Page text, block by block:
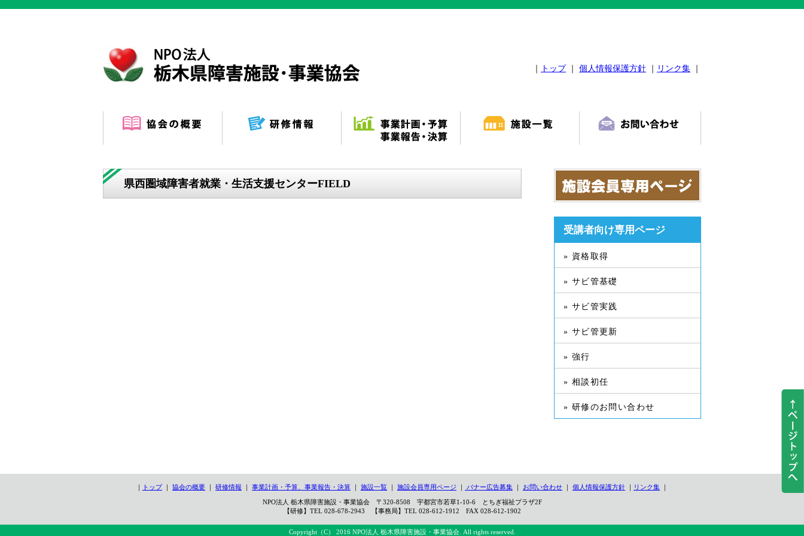
トップ｜ 個人情報保護方針 リンク集
県西圏域障害者就業・生活支援センターFIELD
受講者向け専用ページ
» 資格取得
» サビ管基礎
» サビ管実践
» サビ管更新
» 強行
» 相談初任
» 研修のお問い合わせ
｜ トップ｜ 協会の概要 ｜ 研修情報 ｜ 事業計画・予算、事業報告・決算 ｜ 施設一覧 ｜ 施設会員専用ページ ｜ バナー広告募集 ｜ お問い合わせ ｜ 個人情報保護方針 ｜ リンク集 ｜
NPO法人 栃木県障害施設・事業協会 〒320-8508 宇都宮市若草1-10-6 とちぎ福祉プラザ2F
【研修】TEL 028-678-2943 【事務局】TEL 028-612-1912 FAX 028-612-1902
Copyright（C） 2016 NPO法人 栃木県障害施設・事業協会. All rights reserved.